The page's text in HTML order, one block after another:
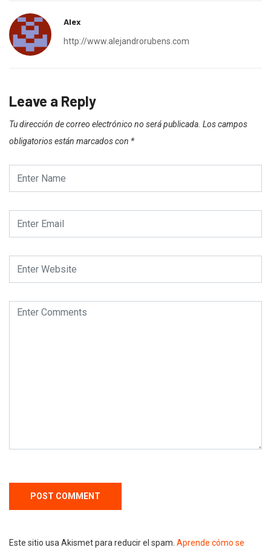
Alex
http://www.alejandrorubens.com
Leave a Reply
Tu dirección de correo electrónico no será publicada. Los campos
obligatorios están marcados con *
Este sitio usa Akismet para reducir el spam. Aprende cómo se